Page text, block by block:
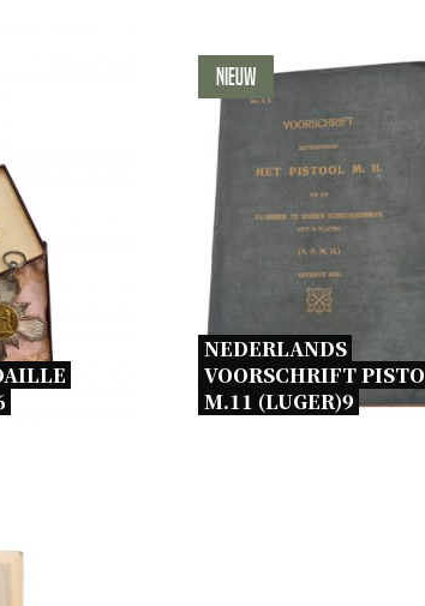
Nieuw
NEDERLANDS
VOORSCHRIFT
M.11 (LUGER)9